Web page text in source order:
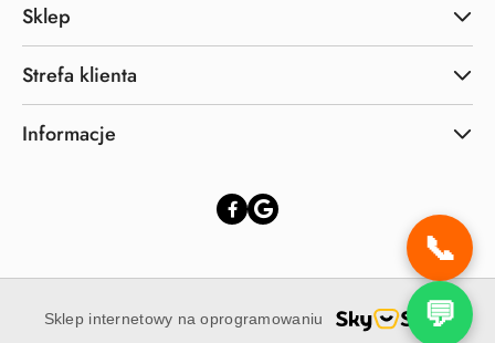
📞
💬
Sklep
Strefa klienta
Informacje
Sklep internetowy na oprogramowaniu